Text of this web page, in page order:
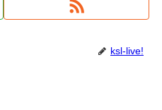
ksl-live!